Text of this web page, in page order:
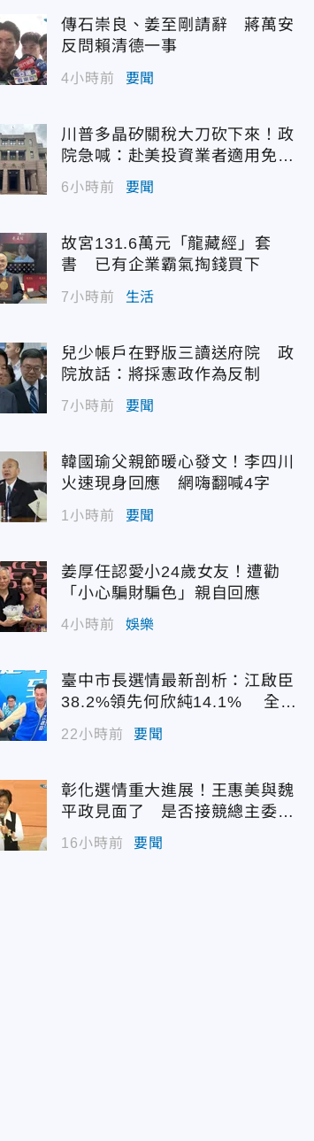
傳石崇良、姜至剛請辭 蔣萬安
反問賴清德一事
4小時前 要聞
川普多晶矽關稅大刀砍下來！政
院急喊：赴美投資業者適用免稅
配額
6小時前 要聞
故宮131.6萬元「龍藏經」套
書 已有企業霸氣掏錢買下
7小時前 生活
兒少帳戶在野版三讀送府院 政
院放話：將採憲政作為反制
7小時前 要聞
韓國瑜父親節暖心發文！李四川
火速現身回應 網嗨翻喊4字
1小時前 要聞
姜厚任認愛小24歲女友！遭勸
「小心騙財騙色」親自回應
4小時前 娛樂
臺中市長選情最新剖析：江啟臣
38.2%領先何欣純14.1% 全世
代支持度全面居首
22小時前 要聞
彰化選情重大進展！王惠美與魏
平政見面了 是否接競總主委態
度曝光
16小時前 要聞